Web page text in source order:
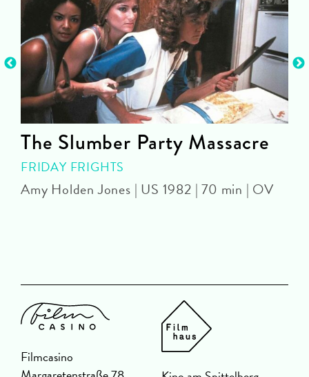
The Slumber Party Massacre
FRIDAY FRIGHTS
Amy Holden Jones | US 1982 | 70 min | OV
Filmcasino